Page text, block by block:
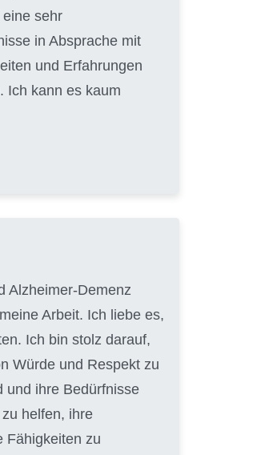
sehr
in Absprache mit
und Erfahrungen
Ich kann es kaum
Alzheimer-Demenz
Arbeit. Ich liebe es,
Ich bin stolz darauf,
Würde und Respekt zu
und ihre Bedürfnisse
helfen, ihre
Fähigkeiten zu